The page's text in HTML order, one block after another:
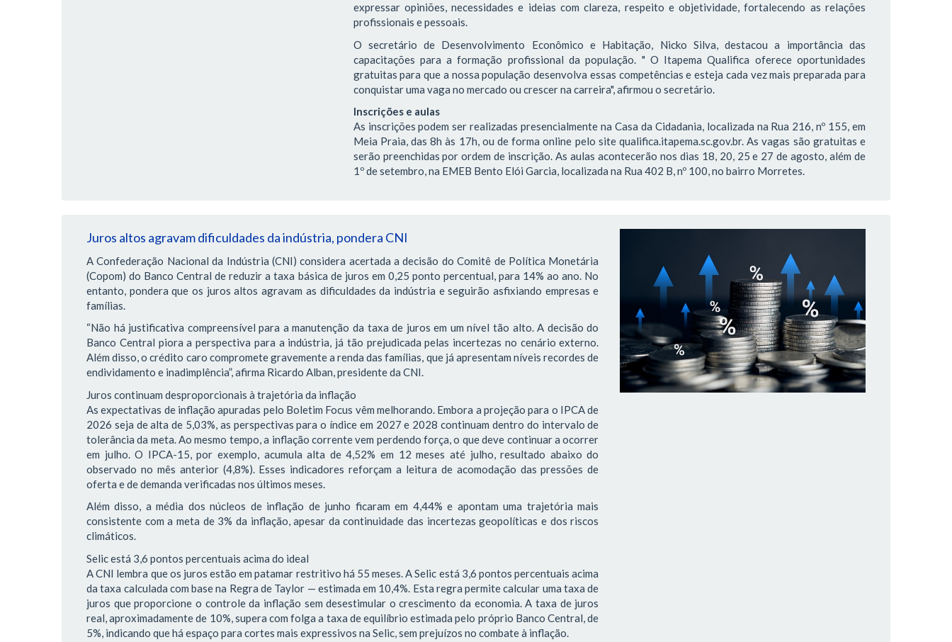
expressar opiniões, necessidades e ideias com clareza, respeito e objetividade, fortalecendo as relações
profissionais e pessoais.
O secretário de Desenvolvimento Econômico e Habitação, Nicko Silva, destacou a importância das
capacitações para a formação profissional da população. " O Itapema Qualifica oferece oportunidades
gratuitas para que a nossa população desenvolva essas competências e esteja cada vez mais preparada para
conquistar uma vaga no mercado ou crescer na carreira", afirmou o secretário.
Inscrições e aulas
As inscrições podem ser realizadas presencialmente na Casa da Cidadania, localizada na Rua 216, nº 155, em
Meia Praia, das 8h às 17h, ou de forma online pelo site qualifica.itapema.sc.gov.br. As vagas são gratuitas e
serão preenchidas por ordem de inscrição. As aulas acontecerão nos dias 18, 20, 25 e 27 de agosto, além de
1º de setembro, na EMEB Bento Elói Garcia, localizada na Rua 402 B, nº 100, no bairro Morretes.
Juros altos agravam dificuldades da indústria, pondera CNI
A Confederação Nacional da Indústria (CNI) considera acertada a decisão do Comitê de Política Monetária
(Copom) do Banco Central de reduzir a taxa básica de juros em 0,25 ponto percentual, para 14% ao ano. No
entanto, pondera que os juros altos agravam as dificuldades da indústria e seguirão asfixiando empresas e
famílias.
“Não há justificativa compreensível para a manutenção da taxa de juros em um nível tão alto. A decisão do
Banco Central piora a perspectiva para a indústria, já tão prejudicada pelas incertezas no cenário externo.
Além disso, o crédito caro compromete gravemente a renda das famílias, que já apresentam níveis recordes de
endividamento e inadimplência”, afirma Ricardo Alban, presidente da CNI.
Juros continuam desproporcionais à trajetória da inflação
As expectativas de inflação apuradas pelo Boletim Focus vêm melhorando. Embora a projeção para o IPCA de
2026 seja de alta de 5,03%, as perspectivas para o índice em 2027 e 2028 continuam dentro do intervalo de
tolerância da meta. Ao mesmo tempo, a inflação corrente vem perdendo força, o que deve continuar a ocorrer
em julho. O IPCA-15, por exemplo, acumula alta de 4,52% em 12 meses até julho, resultado abaixo do
observado no mês anterior (4,8%). Esses indicadores reforçam a leitura de acomodação das pressões de
oferta e de demanda verificadas nos últimos meses.
Além disso, a média dos núcleos de inflação de junho ficaram em 4,44% e apontam uma trajetória mais
consistente com a meta de 3% da inflação, apesar da continuidade das incertezas geopolíticas e dos riscos
climáticos.
Selic está 3,6 pontos percentuais acima do ideal
A CNI lembra que os juros estão em patamar restritivo há 55 meses. A Selic está 3,6 pontos percentuais acima
da taxa calculada com base na Regra de Taylor — estimada em 10,4%. Esta regra permite calcular uma taxa de
juros que proporcione o controle da inflação sem desestimular o crescimento da economia. A taxa de juros
real, aproximadamente de 10%, supera com folga a taxa de equilíbrio estimada pelo próprio Banco Central, de
5%, indicando que há espaço para cortes mais expressivos na Selic, sem prejuízos no combate à inflação.